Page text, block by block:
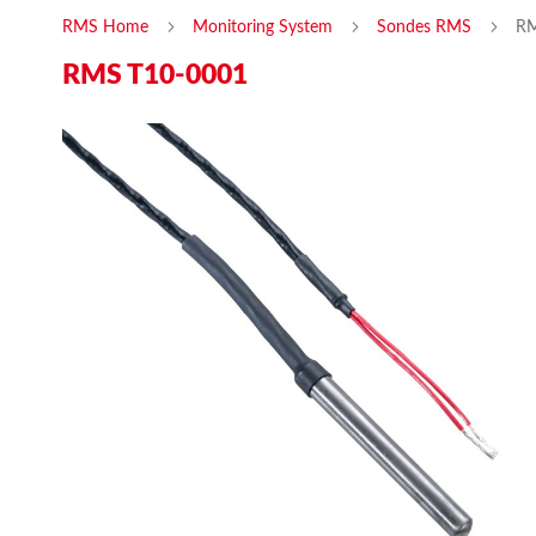
RMS Home Monitoring System Sondes RMS
RMS T10-0001
Skip
to